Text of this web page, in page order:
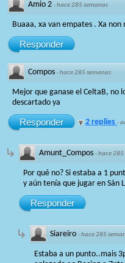
Amio 2 ·hace 285 semanas
Buaaa, xa van empates . Xa
Responder
Compos ·hace 285 semanas
Mejor que ganase el CeltaB, no
descartado ya
Responder 2 replies ·
Amunt_Compos ·hace 285
Por qué no? Si estaba a 1
y aún tenía que jugar en Sán
Responder
Siareiro ·hace 285
Estaba a un punto..mais